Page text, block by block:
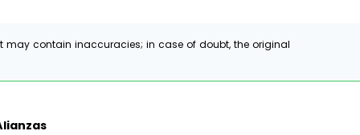
contain inaccuracies; in case of doubt, the original